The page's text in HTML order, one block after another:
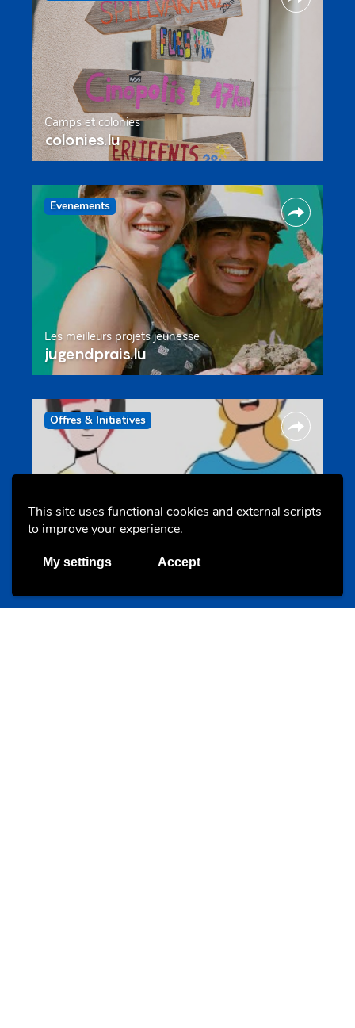
This site uses functional cookies and external scripts
to improve your experience.
My settings Accept
Camps et colonies
colonies.lu
Evenements
Les meilleurs projets jeunesse
jugendprais.lu
Offres & Initiatives
s-team.lu